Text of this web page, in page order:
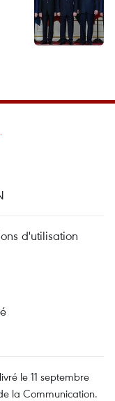
d'utilisation
le 11 septembre
la Communication.